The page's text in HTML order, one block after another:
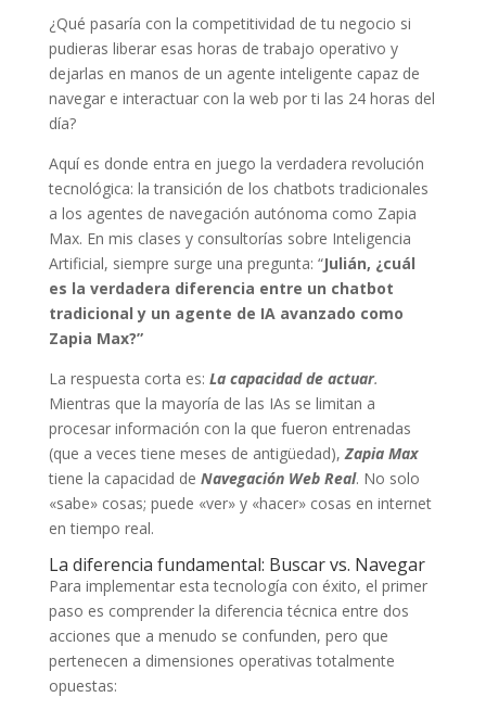
¿Qué pasaría con la competitividad de tu negocio si
pudieras liberar esas horas de trabajo operativo y
dejarlas en manos de un agente inteligente capaz de
navegar e interactuar con la web por ti las 24 horas del
día?
Aquí es donde entra en juego la verdadera revolución
tecnológica: la transición de los chatbots tradicionales
a los agentes de navegación autónoma como Zapia
Max. En mis clases y consultorías sobre Inteligencia
Artificial, siempre surge una pregunta: “Julián, ¿cuál
es la verdadera diferencia entre un chatbot
tradicional y un agente de IA avanzado como
Zapia Max?”
La respuesta corta es: La capacidad de actuar.
Mientras que la mayoría de las IAs se limitan a
procesar información con la que fueron entrenadas
(que a veces tiene meses de antigüedad), Zapia Max
tiene la capacidad de Navegación Web Real. No solo
«sabe» cosas; puede «ver» y «hacer» cosas en internet
en tiempo real.
La diferencia fundamental: Buscar vs. Navegar
Para implementar esta tecnología con éxito, el primer
paso es comprender la diferencia técnica entre dos
acciones que a menudo se confunden, pero que
pertenecen a dimensiones operativas totalmente
opuestas: